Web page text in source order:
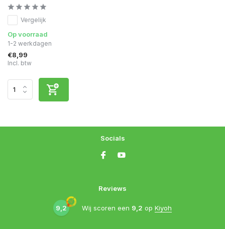
Vergelijk
Op voorraad
1-2 werkdagen
€8,99
Incl. btw
Reviews
9,2 Wij scoren een 9,2 op Kiyoh
Socials